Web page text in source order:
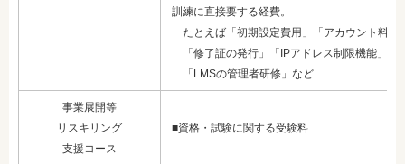
訓練に直接要する経費。
たとえば「初期設定費用」「アカウント料」
「修了証の発行」「IPアドレス制限機能」「
「LMSの管理者研修」など
事業展開等
リスキリング
支援コース
■資格・試験に関する受験料